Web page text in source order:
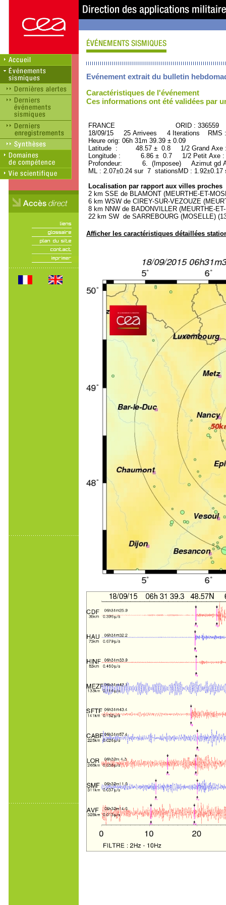
Evénement extrait du bulletin
Caractéristiques de l'événement
Ces informations ont été validées par
FRANCE ORID : 336559
18/09/15 25 Arrivees 4 Iterations RMS
Heure orig: 06h 31m 39.39 ± 0.09
Latitude : 48.57 ± 0.8 1/2 Grand
Longitude : 6.86 ± 0.7 1/2 Petit Axe
Profondeur: 6. (Imposee) Azimut gd
ML : 2.07±0.24 sur 7 stationsMD :
Localisation par rapport aux villes proches
2 km SSE de BLAMONT (MEURTHE-ET-
6 km WSW de CIREY-SUR-VEZOUZE
8 km NNW de BADONVILLER (MEURTHE-
22 km SW de SARREBOURG (MOSELLE)
Afficher les caractéristiques détaillées